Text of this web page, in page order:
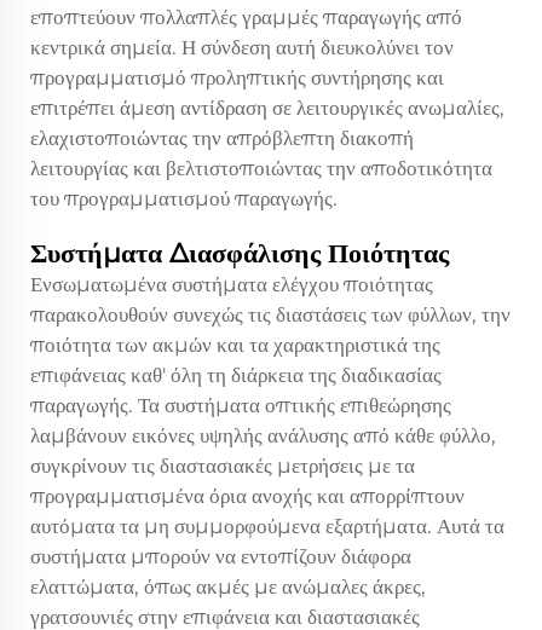
εποπτεύουν πολλαπλές γραμμές παραγωγής από
κεντρικά σημεία. Η σύνδεση αυτή διευκολύνει τον
προγραμματισμό προληπτικής συντήρησης και
επιτρέπει άμεση αντίδραση σε λειτουργικές ανωμαλίες,
ελαχιστοποιώντας την απρόβλεπτη διακοπή
λειτουργίας και βελτιστοποιώντας την αποδοτικότητα
του προγραμματισμού παραγωγής.
Συστήματα Διασφάλισης Ποιότητας
Ενσωματωμένα συστήματα ελέγχου ποιότητας
παρακολουθούν συνεχώς τις διαστάσεις των φύλλων, την
ποιότητα των ακμών και τα χαρακτηριστικά της
επιφάνειας καθ' όλη τη διάρκεια της διαδικασίας
παραγωγής. Τα συστήματα οπτικής επιθεώρησης
λαμβάνουν εικόνες υψηλής ανάλυσης από κάθε φύλλο,
συγκρίνουν τις διαστασιακές μετρήσεις με τα
προγραμματισμένα όρια ανοχής και απορρίπτουν
αυτόματα τα μη συμμορφούμενα εξαρτήματα. Αυτά τα
συστήματα μπορούν να εντοπίζουν διάφορα
ελαττώματα, όπως ακμές με ανώμαλες άκρες,
γρατσουνιές στην επιφάνεια και διαστασιακές